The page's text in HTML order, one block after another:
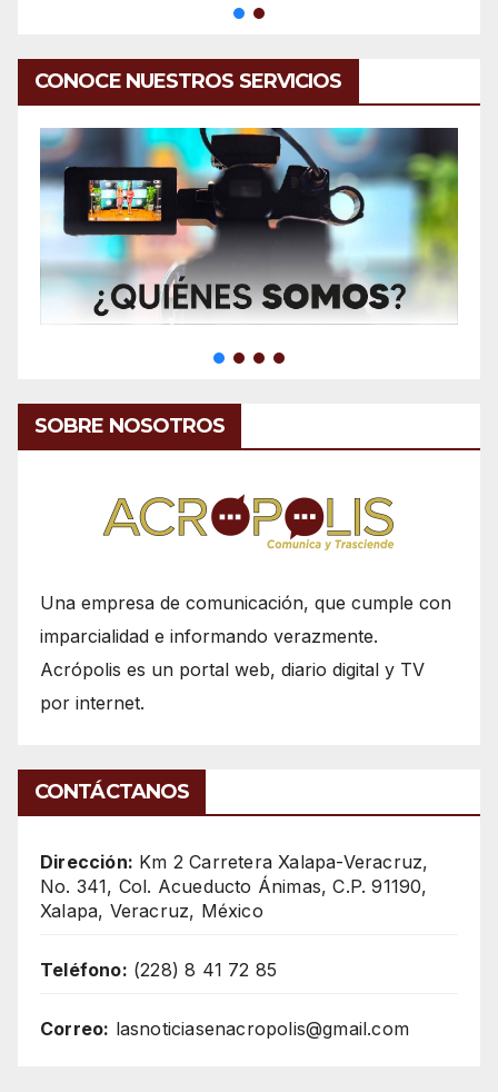
CONOCE NUESTROS SERVICIOS
SOBRE NOSOTROS
Una empresa de comunicación, que cumple con
imparcialidad e informando verazmente.
Acrópolis es un portal web, diario digital y TV
por internet.
CONTÁCTANOS
Dirección: Km 2 Carretera Xalapa-Veracruz,
No. 341, Col. Acueducto Ánimas, C.P. 91190,
Xalapa, Veracruz, México
Teléfono: (228) 8 41 72 85
Correo: lasnoticiasenacropolis@gmail.com